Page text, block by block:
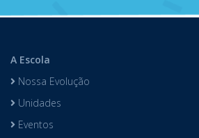
A Escola
Nossa Evolução
Unidades
Eventos